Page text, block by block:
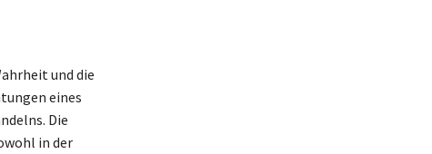
und die
eines
Die
in der